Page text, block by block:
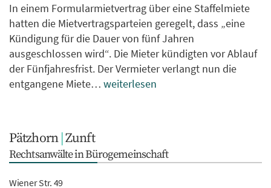
In einem Formularmietvertrag über eine Staffelmiete
hatten die Mietvertragsparteien geregelt, dass „eine
Kündigung für die Dauer von fünf Jahren
ausgeschlossen wird“. Die Mieter kündigten vor Ablauf
der Fünfjahresfrist. Der Vermieter verlangt nun die
entgangene Miete… weiterlesen
Pätzhorn Zunft
Rechtsanwälte in Bürogemeinschaft
Wiener Str. 49